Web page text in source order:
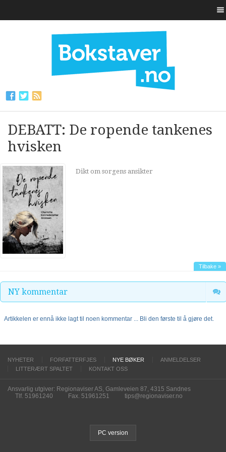
DEBATT: De ropende tankenes
hvisken
Dikt om sorgens ansikter
Tilbake »
NY kommentar
Artikkelen er ennå ikke lagt til noen kommentar ... Bli den første til å gjøre det.
NYHETER FORFATTERFJES NYE BØKER
ANMELDELSER
LITTERÆRT SPALTET
KONTAKT OSS
Ansvarlig utgiver: Regionaviser AS, Gamleveien 87, 4315 Sandnes
Tlf. 51961240
Fax. 51961251 tips@regionaviser.no
PC version